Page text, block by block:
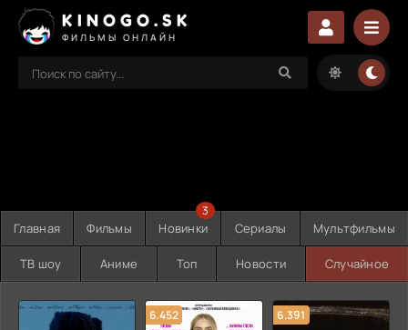
KINOGO.SK
ФИЛЬМЫ ОНЛАЙН
Главная Фильмы Новинки
3
Сериалы Мультфильмы
ТВ шоу Аниме Топ Новости Случайное
6.452 6.391